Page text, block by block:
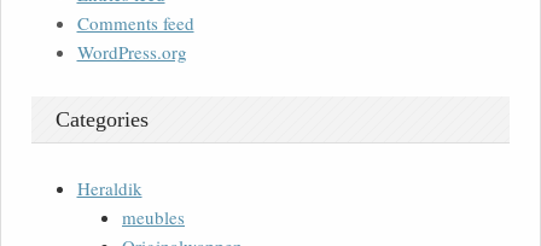
Comments feed
WordPress.org
Categories
Heraldik
meubles